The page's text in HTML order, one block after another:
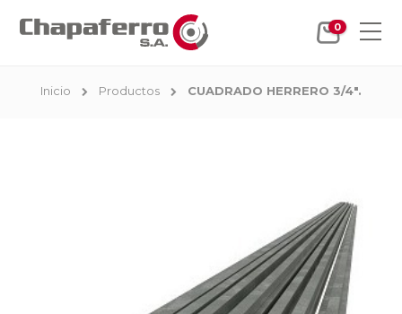
0
Inicio Productos CUADRADO HERRERO 3/4".